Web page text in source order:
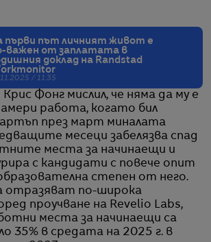
първи път личният живот е
важен от заплатата в
доклад на Randstad
/ 11:35
Фонг мислил, че няма да му е
работа, когато бил
през март миналата
месеци забелязва спад
места за начинаещи и
с кандидати с повече опит
степен от него.
отразяват по-широка
проучване на Revelio Labs,
места за начинаещи са
35% в средата на 2025 г. в